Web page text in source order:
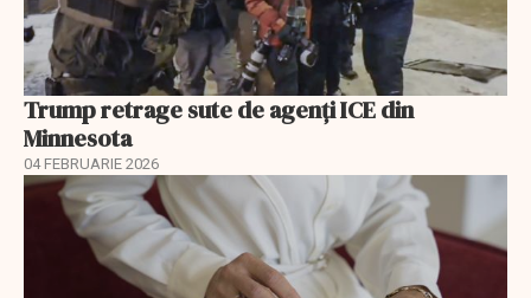
Trump retrage sute de agenți ICE din
Minnesota
04 FEBRUARIE 2026